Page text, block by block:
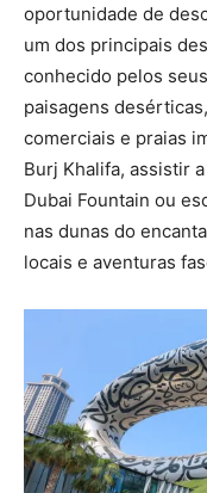
oportunidade de
um dos principais
conhecido pelos
paisagens
comerciais e praias
Burj Khalifa, assistir
Dubai Fountain ou
nas dunas do
locais e aventuras